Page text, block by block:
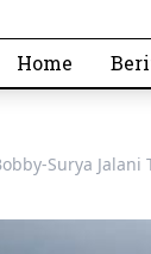
Home
Surya Jalani